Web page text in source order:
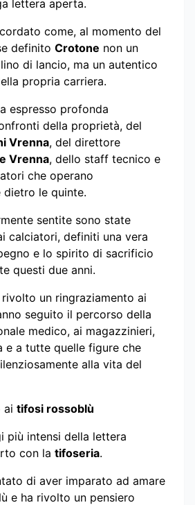
lettera aperta.
come, al momento del
definito Crotone non un
di lancio, ma un autentico
propria carriera.
espresso profonda
della proprietà, del
Vrenna, del direttore
Vrenna, dello staff tecnico e
che operano
dietro le quinte.
sentite sono state
calciatori, definiti una vera
e lo spirito di sacrificio
questi due anni.
un ringraziamento ai
seguito il percorso della
medico, ai magazzinieri,
e a tutte quelle figure che
alla vita del
ai tifosi rossoblù
più intensi della lettera
con la tifoseria.
di aver imparato ad amare
e ha rivolto un pensiero